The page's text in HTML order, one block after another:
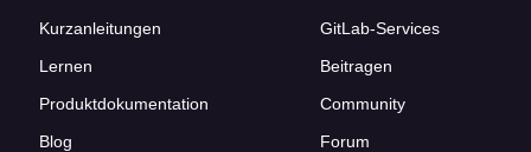
Kurzanleitungen
Lernen
Produktdokumentation
Blog
GitLab-Services
Beitragen
Community
Forum